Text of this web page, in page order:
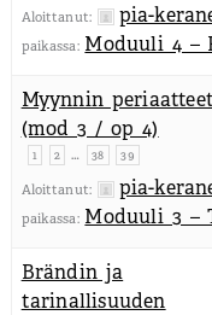
Aloittanut: pia-
paikassa: Moduuli 4 –
Myynnin periaatteet
(mod 3 / op 4)
1 2 … 38 39
Aloittanut: pia-
paikassa: Moduuli 3 –
Brändin ja
tarinallisuuden